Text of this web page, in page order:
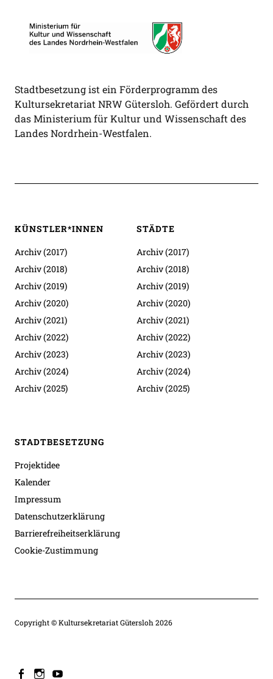
Stadtbesetzung ist ein Förderprogramm des
Kultursekretariat NRW Gütersloh. Gefördert durch
das Ministerium für Kultur und Wissenschaft des
Landes Nordrhein-Westfalen.
KÜNSTLER*INNEN
Archiv (2017)
Archiv (2018)
Archiv (2019)
Archiv (2020)
Archiv (2021)
Archiv (2022)
Archiv (2023)
Archiv (2024)
Archiv (2025)
STÄDTE
Archiv (2017)
Archiv (2018)
Archiv (2019)
Archiv (2020)
Archiv (2021)
Archiv (2022)
Archiv (2023)
Archiv (2024)
Archiv (2025)
STADTBESETZUNG
Projektidee
Kalender
Impressum
Datenschutzerklärung
Barrierefreiheitserklärung
Cookie-Zustimmung
Copyright © Kultursekretariat Gütersloh 2026